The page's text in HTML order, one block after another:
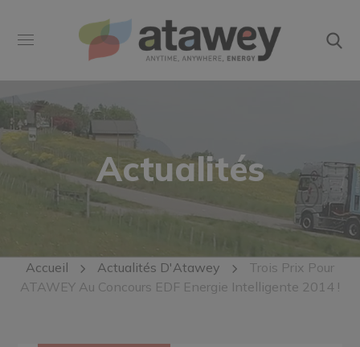
Actualités
Accueil Actualités D'Atawey
Trois Prix Pour
ATAWEY Au Concours EDF Energie Intelligente 2014 !